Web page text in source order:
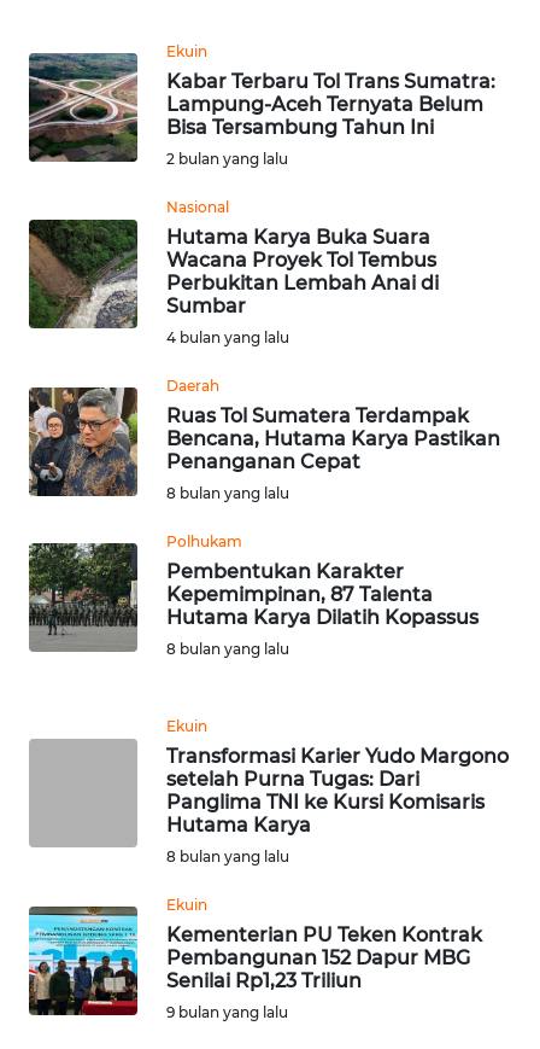
Ekuin
Kabar Terbaru Tol Trans Sumatra:
Lampung-Aceh Ternyata Belum
Bisa Tersambung Tahun Ini
2 bulan yang lalu
Nasional
Hutama Karya Buka Suara
Wacana Proyek Tol Tembus
Perbukitan Lembah Anai di
Sumbar
4 bulan yang lalu
Daerah
Ruas Tol Sumatera Terdampak
Bencana, Hutama Karya Pastikan
Penanganan Cepat
8 bulan yang lalu
Polhukam
Pembentukan Karakter
Kepemimpinan, 87 Talenta
Hutama Karya Dilatih Kopassus
8 bulan yang lalu
Ekuin
Transformasi Karier Yudo Margono
setelah Purna Tugas: Dari
Panglima TNI ke Kursi Komisaris
Hutama Karya
8 bulan yang lalu
Ekuin
Kementerian PU Teken Kontrak
Pembangunan 152 Dapur MBG
Senilai Rp1,23 Triliun
9 bulan yang lalu
DISCLAIMER
Wahana
News
WN
SUMUT
WN
JABAR
BANTEN
WN
NTT
PAPUA
BARAT
WN
RIAU